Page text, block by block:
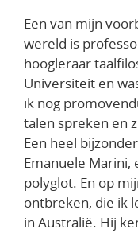
Een van mijn
wereld is
hoogleraar
Universiteit en
ik nog
talen spreken en
Een heel
Emanuele
polyglot. En op
ontbreken, die ik
in Australië. Hij